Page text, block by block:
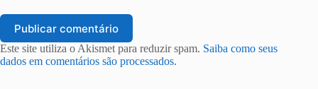
Publicar comentário
Este site utiliza o Akismet para reduzir spam. Saiba como seus
dados em comentários são processados.